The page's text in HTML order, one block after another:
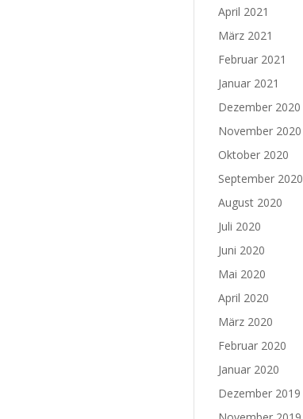
April 2021
März 2021
Februar 2021
Januar 2021
Dezember 2020
November 2020
Oktober 2020
September 2020
August 2020
Juli 2020
Juni 2020
Mai 2020
April 2020
März 2020
Februar 2020
Januar 2020
Dezember 2019